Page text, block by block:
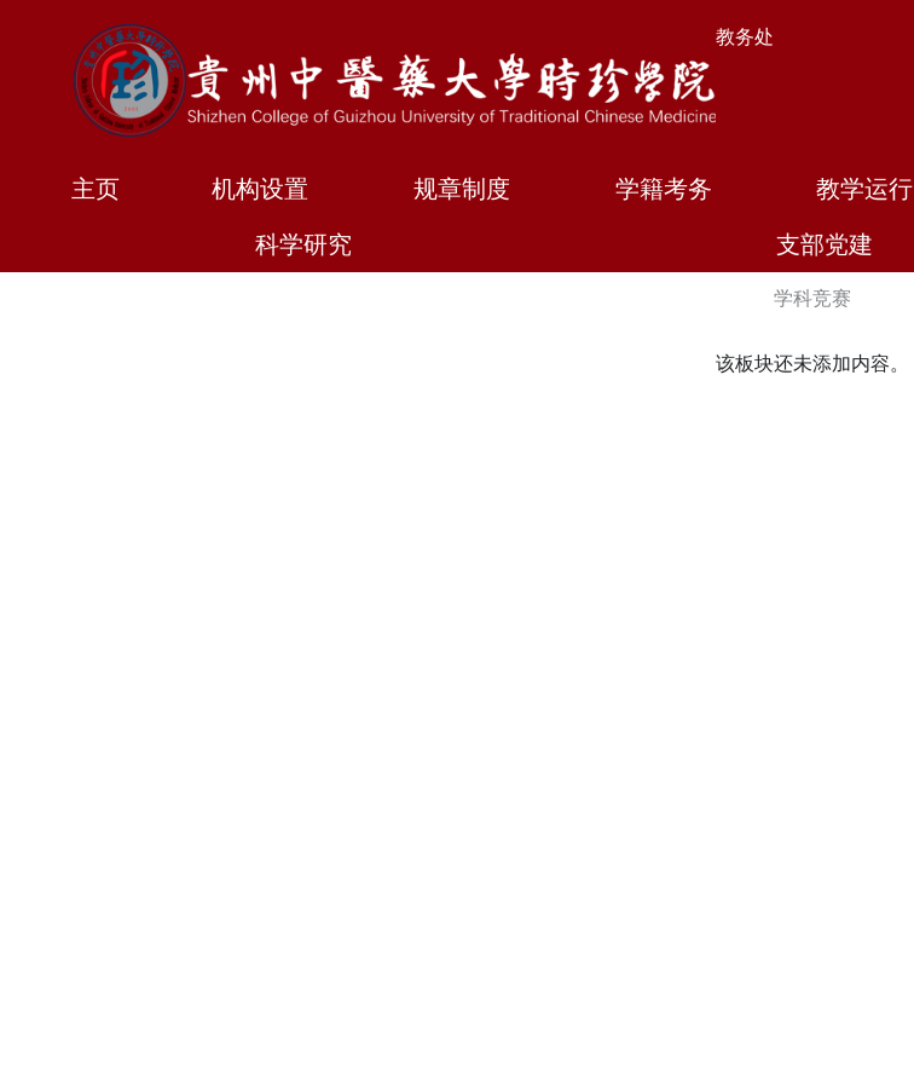
教务处
主页 机构设置 规章制度 学籍考务 教学运行
科学研究
支部党建
学科竞赛
该板块还未添加内容。